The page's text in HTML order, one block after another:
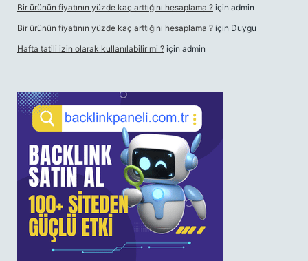
Bir ürünün fiyatının yüzde kaç arttığını hesaplama ? için admin
Bir ürünün fiyatının yüzde kaç arttığını hesaplama ? için Duygu
Hafta tatili izin olarak kullanılabilir mi ? için admin